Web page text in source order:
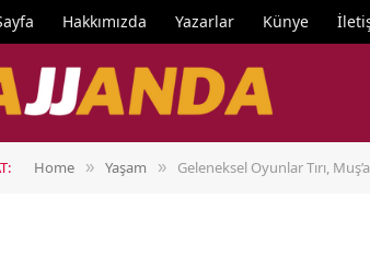
Hakkımızda Yazarlar Künye
Home » Yaşam » Geleneksel Oyunlar Tırı,